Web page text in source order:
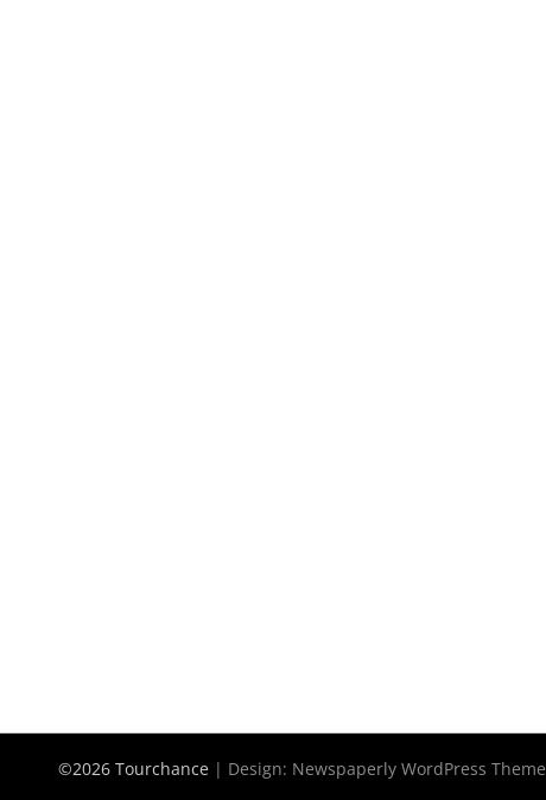
©2026 Tourchance | Design: Newspaperly WordPress Theme